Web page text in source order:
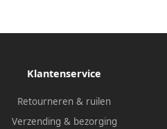
Klantenservice
Retourneren & ruilen
Verzending & bezorging